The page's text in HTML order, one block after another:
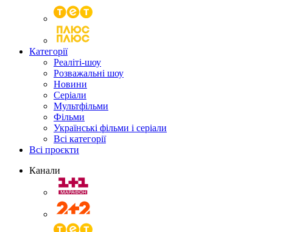
Категорії
Реаліті-шоу
Розважальні шоу
Новини
Серіали
Мультфільми
Фільми
Українські фільми і серіали
Всі категорії
Всі проєкти
Канали